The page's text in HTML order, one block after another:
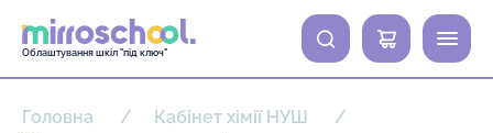
Облаштування шкіл "під ключ"
0
Головна
Кабінет хімії НУШ